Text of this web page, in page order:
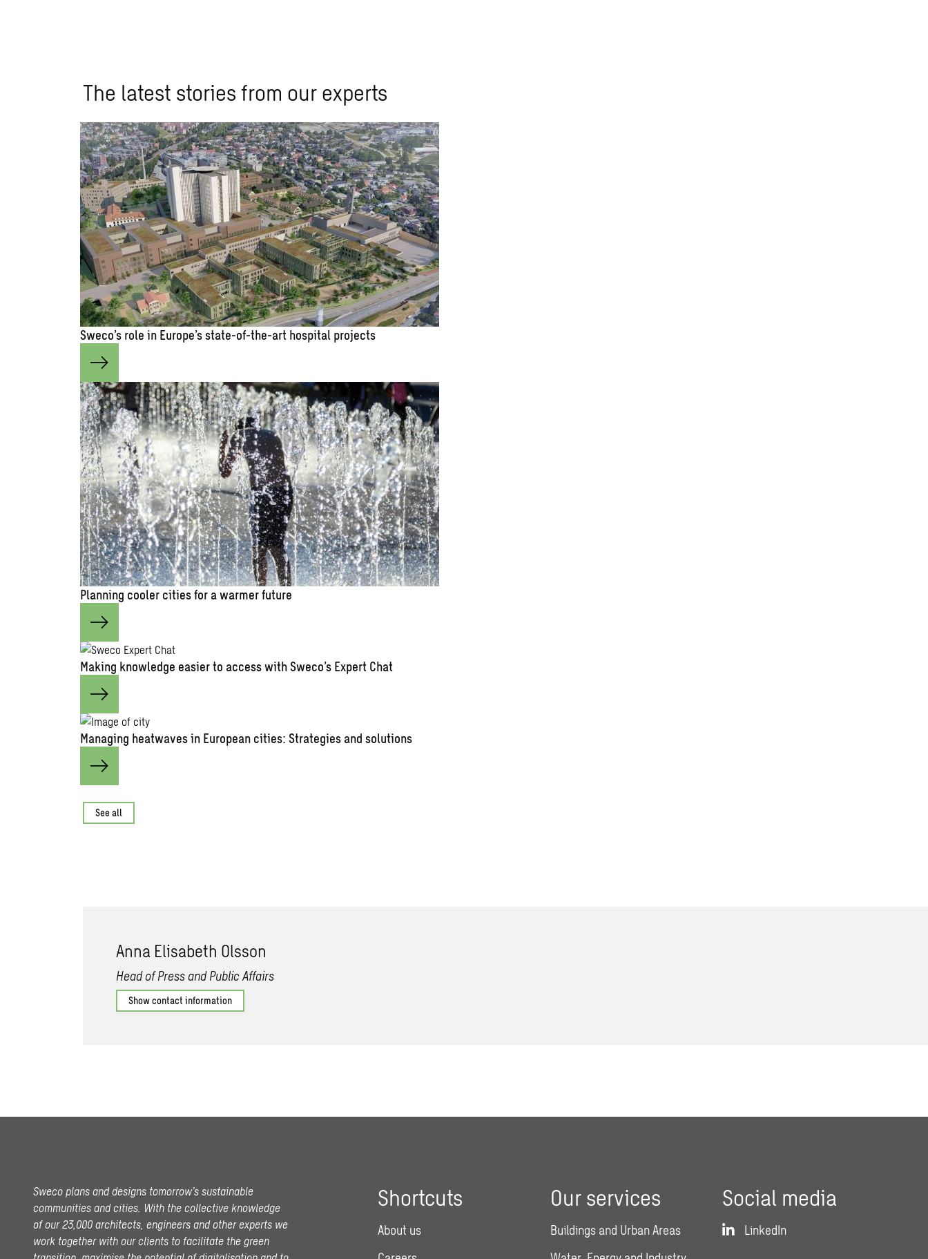
The latest stories from our experts
Sweco’s role in Europe’s state-of-the-art hospital projects
Planning cooler cities for a warmer future
Making knowledge easier to access with Sweco’s Expert Chat
Managing heatwaves in European cities: Strategies and solutions
See all
Anna Elisabeth Olsson
Head of Press and Public Affairs
Show contact information
Sweco plans and designs tomorrow’s sustainable
communities and cities. With the collective knowledge
of our 23,000 architects, engineers and other experts we
work together with our clients to facilitate the green
Shortcuts
About us
Our services
Buildings and Urban Areas
Social media
LinkedIn